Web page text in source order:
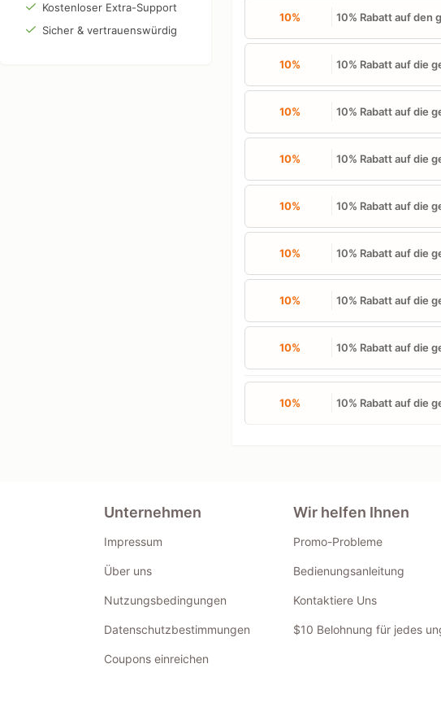
Kostenloser Extra-Support
Sicher & vertrauenswürdig
10% 10% Rabatt auf den
10% 10% Rabatt auf die
10% 10% Rabatt auf die
10% 10% Rabatt auf die
10% 10% Rabatt auf die
10% 10% Rabatt auf die
10% 10% Rabatt auf die
10% 10% Rabatt auf die
10% 10% Rabatt auf die
Unternehmen
Impressum
Über uns
Nutzungsbedingungen
Datenschutzbestimmungen
Coupons einreichen
Wir helfen Ihnen
Promo-Probleme
Bedienungsanleitung
Kontaktiere Uns
$10 Belohnung für jedes